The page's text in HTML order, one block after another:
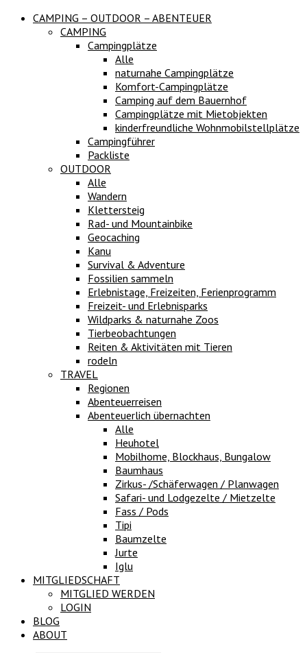
CAMPING – OUTDOOR – ABENTEUER
CAMPING
Campingplätze
Alle
naturnahe Campingplätze
Komfort-Campingplätze
Camping auf dem Bauernhof
Campingplätze mit Mietobjekten
kinderfreundliche Wohnmobilstellplätze
Campingführer
Packliste
OUTDOOR
Alle
Wandern
Klettersteig
Rad- und Mountainbike
Geocaching
Kanu
Survival & Adventure
Fossilien sammeln
Erlebnistage, Freizeiten, Ferienprogramm
Freizeit- und Erlebnisparks
Wildparks & naturnahe Zoos
Tierbeobachtungen
Reiten & Aktivitäten mit Tieren
rodeln
TRAVEL
Regionen
Abenteuerreisen
Abenteuerlich übernachten
Alle
Heuhotel
Mobilhome, Blockhaus, Bungalow
Baumhaus
Zirkus- /Schäferwagen / Planwagen
Safari- und Lodgezelte / Mietzelte
Fass / Pods
Tipi
Baumzelte
Jurte
Iglu
MITGLIEDSCHAFT
MITGLIED WERDEN
LOGIN
BLOG
ABOUT